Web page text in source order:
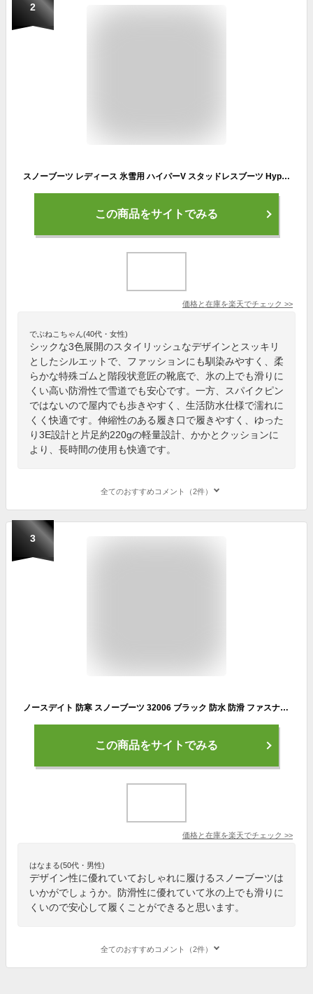
2
スノーブーツ レディース 氷雪用 ハイパーV スタッドレスブーツ HyperV LuLumomo L-11 滑らない靴 滑らないブーツ 防寒ブーツ 滑りにくいブーツ 滑りにくい靴 滑り止め 雪 靴 防寒靴 防寒 ブーツ 冬ブーツ 歩きやすい 防水 氷 の 上 でも 滑ら ない 靴 防水 ショートブーツ
この商品をサイトでみる
価格と在庫を楽天でチェック >>
でぶねこちゃん(40代・女性)
シックな3色展開のスタイリッシュなデザインとスッキリ
としたシルエットで、ファッションにも馴染みやすく、柔
らかな特殊ゴムと階段状意匠の靴底で、氷の上でも滑りに
くい高い防滑性で雪道でも安心です。一方、スパイクピン
ではないので屋内でも歩きやすく、生活防水仕様で濡れに
くく快適です。伸縮性のある履き口で履きやすく、ゆった
り3E設計と片足約220gの軽量設計、かかとクッションに
より、長時間の使用も快適です。
全てのおすすめコメント（2件）
3
ノースデイト 防寒 スノーブーツ 32006 ブラック 防水 防滑 ファスナー スパイク 氷 アイスバーン 滑らない 冬靴 レディース 北海道 婦人靴
この商品をサイトでみる
価格と在庫を楽天でチェック >>
はなまる(50代・男性)
デザイン性に優れていておしゃれに履けるスノーブーツは
いかがでしょうか。防滑性に優れていて氷の上でも滑りに
くいので安心して履くことができると思います。
全てのおすすめコメント（2件）